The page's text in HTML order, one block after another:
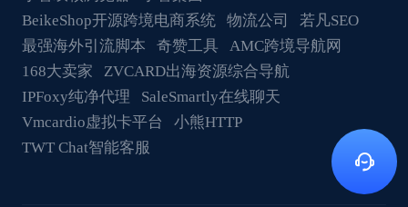
BeikeShop开源跨境电商系统
物流公司
若凡SEO
最强海外引流脚本
奇赞工具
AMC跨境导航网
168大卖家
ZVCARD出海资源综合导航
IPFoxy纯净代理
SaleSmartly在线聊天
Vmcardio虚拟卡平台
小熊HTTP
TWT Chat智能客服